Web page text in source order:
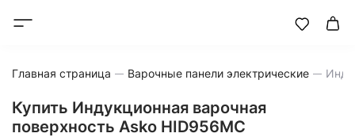
Главная страница Варочные панели электрические
Купить Индукционная варочная
поверхность Asko HID956MC